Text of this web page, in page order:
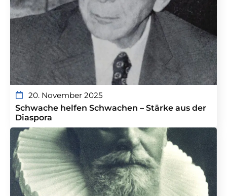
20. November 2025
Schwache helfen Schwachen – Stärke aus der
Diaspora